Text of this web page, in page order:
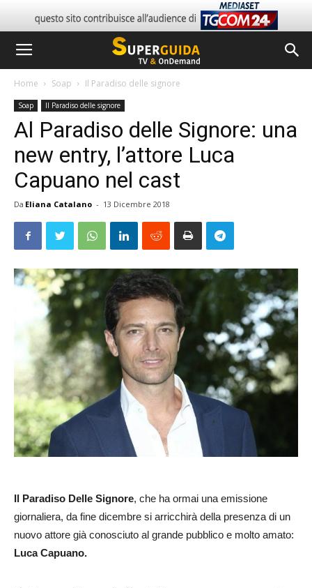
Home Soap Il Paradiso delle signore
Soap Il Paradiso delle signore
Al Paradiso delle Signore: una
new entry, l’attore Luca
Capuano nel cast
Da Eliana Catalano - 13 Dicembre 2018
Il Paradiso Delle Signore, che ha ormai una emissione
giornaliera, da fine dicembre si arricchirà della presenza di un
nuovo attore già conosciuto al grande pubblico e molto amato:
Luca Capuano.